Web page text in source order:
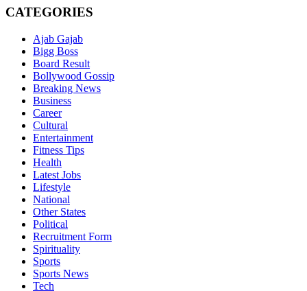
CATEGORIES
Ajab Gajab
Bigg Boss
Board Result
Bollywood Gossip
Breaking News
Business
Career
Cultural
Entertainment
Fitness Tips
Health
Latest Jobs
Lifestyle
National
Other States
Political
Recruitment Form
Spirituality
Sports
Sports News
Tech